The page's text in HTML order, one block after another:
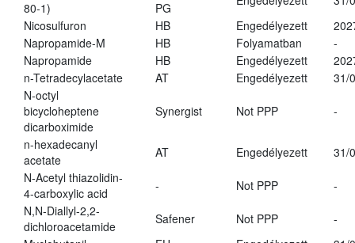
80-1)
PG
Nicosulfuron
HB Engedélyezett
Napropamide-M
HB Folyamatban
-
Napropamide
HB Engedélyezett
n-Tetradecylacetate
AT Engedélyezett
31/
N-octyl
bicycloheptene
dicarboximide
Synergist Not PPP -
n-hexadecanyl
acetate
AT Engedélyezett
31/
N-Acetyl thiazolidin-
4-carboxylic acid
- Not PPP
-
N,N-Diallyl-2,2-
dichloroacetamide
Safener Not PPP
-